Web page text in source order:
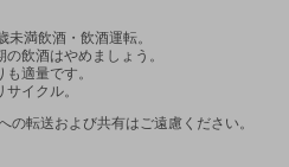
未満飲酒・飲酒運転。
飲酒はやめましょう。
適量です。
イクル。
の転送および共有はご遠慮ください。